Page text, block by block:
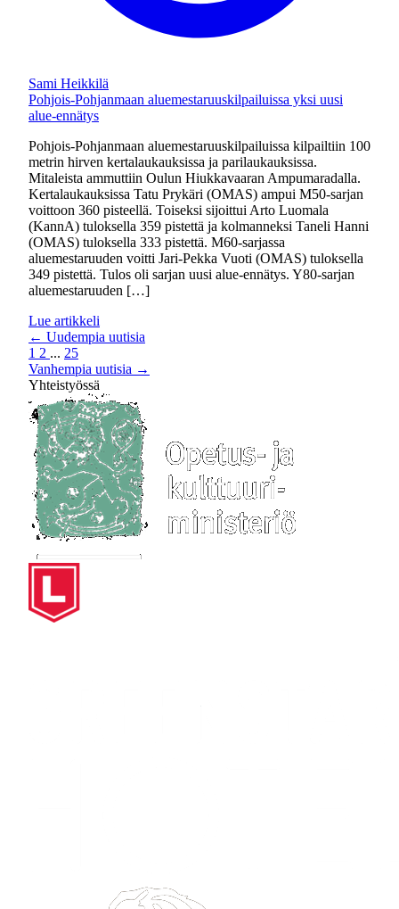
Sami Heikkilä
Pohjois-Pohjanmaan aluemestaruuskilpailuissa yksi uusi
alue-ennätys
Pohjois-Pohjanmaan aluemestaruuskilpailuissa kilpailtiin 100
metrin hirven kertalaukauksissa ja parilaukauksissa.
Mitaleista ammuttiin Oulun Hiukkavaaran Ampumaradalla.
Kertalaukauksissa Tatu Prykäri (OMAS) ampui M50-sarjan
voittoon 360 pisteellä. Toiseksi sijoittui Arto Luomala
(KannA) tuloksella 359 pistettä ja kolmanneksi Taneli Hanni
(OMAS) tuloksella 333 pistettä. M60-sarjassa
aluemestaruuden voitti Jari-Pekka Vuoti (OMAS) tuloksella
349 pistettä. Tulos oli sarjan uusi alue-ennätys. Y80-sarjan
aluemestaruuden […]
Lue artikkeli
← Uudempia uutisia
1 2 ... 25
Vanhempia uutisia →
Yhteistyössä